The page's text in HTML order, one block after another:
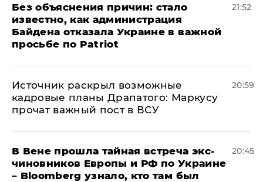
Без объяснения причин: стало
известно, как администрация
Байдена отказала Украине в важной
просьбе по Patriot
21:52
​Источник раскрыл возможные
кадровые планы Драпатого: Маркусу
прочат важный пост в ВСУ
20:59
В Вене прошла тайная встреча экс-
чиновников Европы и РФ по Украине
– Bloomberg узнало, кто там был
20:45